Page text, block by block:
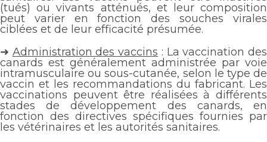
(tués) ou vivants atténués, et leur composition
peut varier en fonction des souches virales
ciblées et de leur efficacité présumée.
➜ Administration des vaccins : La vaccination des
canards est généralement administrée par voie
intramusculaire ou sous-cutanée, selon le type de
vaccin et les recommandations du fabricant. Les
vaccinations peuvent être réalisées à différents
stades de développement des canards, en
fonction des directives spécifiques fournies par
les vétérinaires et les autorités sanitaires.